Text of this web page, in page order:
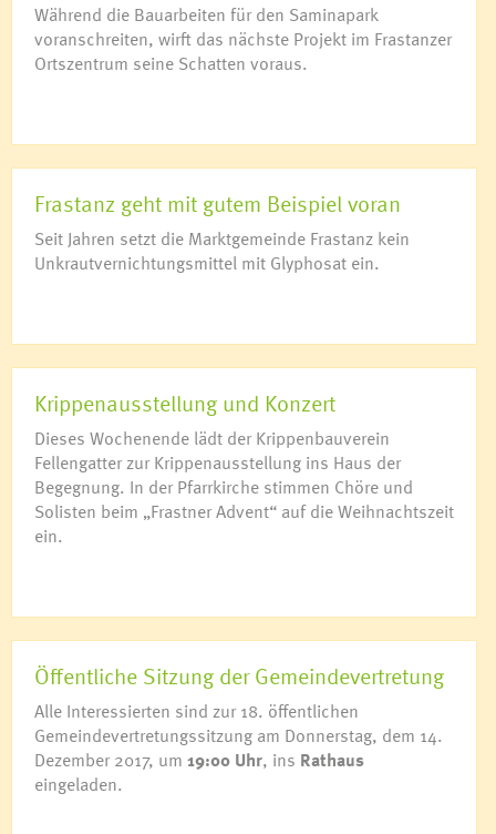
Während die Bauarbeiten für den Saminapark
voranschreiten, wirft das nächste Projekt im Frastanzer
Ortszentrum seine Schatten voraus.
Frastanz geht mit gutem Beispiel voran
Seit Jahren setzt die Marktgemeinde Frastanz kein
Unkrautvernichtungsmittel mit Glyphosat ein.
Krippenausstellung und Konzert
Dieses Wochenende lädt der Krippenbauverein
Fellengatter zur Krippenausstellung ins Haus der
Begegnung. In der Pfarrkirche stimmen Chöre und
Solisten beim „Frastner Advent“ auf die Weihnachtszeit
ein.
Öffentliche Sitzung der Gemeindevertretung
Alle Interessierten sind zur 18. öffentlichen
Gemeindevertretungssitzung am Donnerstag, dem 14.
Dezember 2017, um 19:00 Uhr, ins Rathaus
eingeladen.